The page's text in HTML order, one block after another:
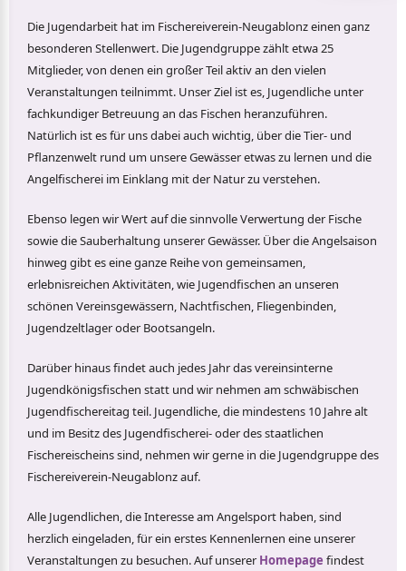
Die Jugendarbeit hat im Fischereiverein-Neugablonz einen ganz
besonderen Stellenwert. Die Jugendgruppe zählt etwa 25
Mitglieder, von denen ein großer Teil aktiv an den vielen
Veranstaltungen teilnimmt. Unser Ziel ist es, Jugendliche unter
fachkundiger Betreuung an das Fischen heranzuführen.
Natürlich ist es für uns dabei auch wichtig, über die Tier- und
Pflanzenwelt rund um unsere Gewässer etwas zu lernen und die
Angelfischerei im Einklang mit der Natur zu verstehen.
Ebenso legen wir Wert auf die sinnvolle Verwertung der Fische
sowie die Sauberhaltung unserer Gewässer. Über die Angelsaison
hinweg gibt es eine ganze Reihe von gemeinsamen,
erlebnisreichen Aktivitäten, wie Jugendfischen an unseren
schönen Vereinsgewässern, Nachtfischen, Fliegenbinden,
Jugendzeltlager oder Bootsangeln.
Darüber hinaus findet auch jedes Jahr das vereinsinterne
Jugendkönigsfischen statt und wir nehmen am schwäbischen
Jugendfischereitag teil. Jugendliche, die mindestens 10 Jahre alt
und im Besitz des Jugendfischerei- oder des staatlichen
Fischereischeins sind, nehmen wir gerne in die Jugendgruppe des
Fischereiverein-Neugablonz auf.
Alle Jugendlichen, die Interesse am Angelsport haben, sind
herzlich eingeladen, für ein erstes Kennenlernen eine unserer
Veranstaltungen zu besuchen. Auf unserer Homepage findest